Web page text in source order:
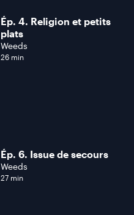
Ép. 4. Religion et petits
plats
Weeds
26 min
Ép. 6. Issue de secours
Weeds
27 min